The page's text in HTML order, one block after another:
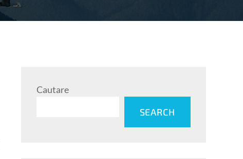
Cautare
SEARCH